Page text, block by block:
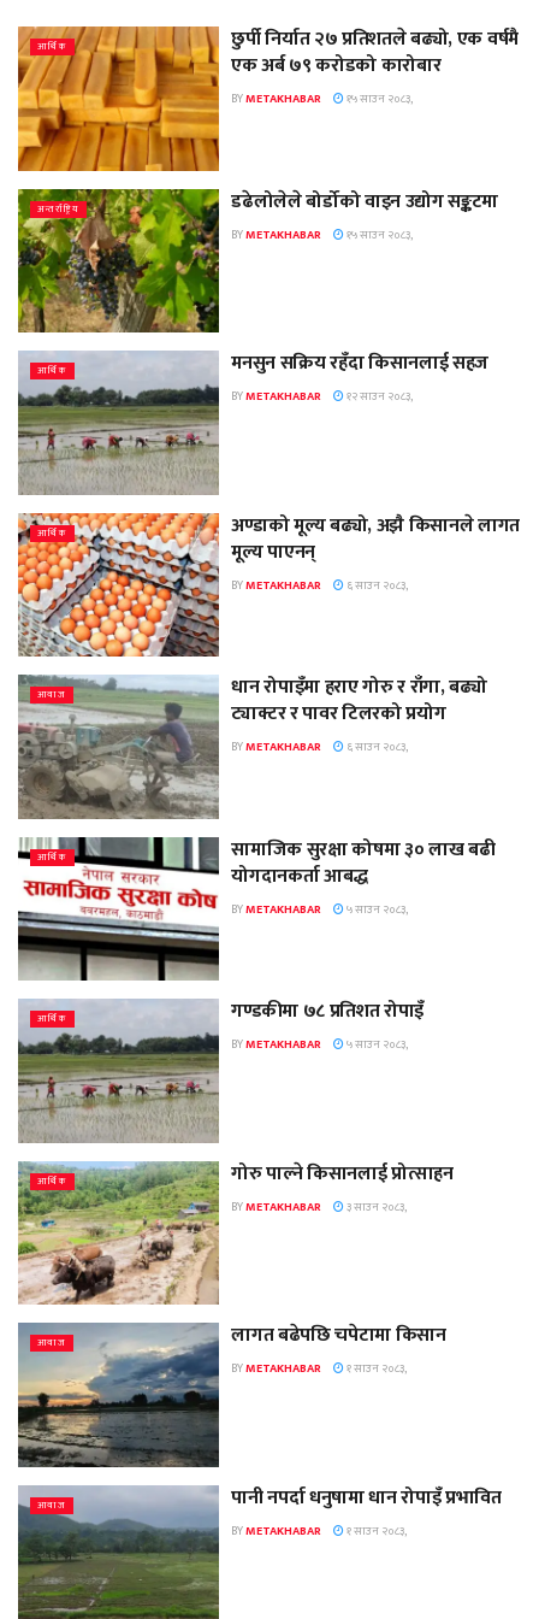
आर्थिक
छुर्पी निर्यात २७ प्रतिशतले बढ्यो, एक वर्षमै
एक अर्ब ७९ करोडको कारोबार
BYMETAKHABAR १५ साउन २०८३,
अन्तर्राष्ट्रिय डढेलोलेले बोर्डोको वाइन उद्योग सङ्कटमा
BYMETAKHABAR १५ साउन २०८३,
आर्थिक मनसुन सक्रिय रहँदा किसानलाई सहज
BYMETAKHABAR १२ साउन २०८३,
आर्थिक
अण्डाको मूल्य बढ्यो, अझै किसानले लागत
मूल्य पाएनन्
BYMETAKHABAR ६ साउन २०८३,
आवाज
धान रोपाइँमा हराए गोरु र राँगा, बढ्यो
ट्याक्टर र पावर टिलरको प्रयोग
BYMETAKHABAR ६ साउन २०८३,
आर्थिक
सामाजिक सुरक्षा कोषमा ३० लाख बढी
योगदानकर्ता आबद्ध
BYMETAKHABAR ५ साउन २०८३,
आर्थिक गण्डकीमा ७८ प्रतिशत रोपाइँ
BYMETAKHABAR ५ साउन २०८३,
आर्थिक गोरु पाल्ने किसानलाई प्रोत्साहन
BYMETAKHABAR ३ साउन २०८३,
आवाज लागत बढेपछि चपेटामा किसान
BYMETAKHABAR १ साउन २०८३,
आवाज पानी नपर्दा धनुषामा धान रोपाइँ प्रभावित
BYMETAKHABAR १ साउन २०८३,